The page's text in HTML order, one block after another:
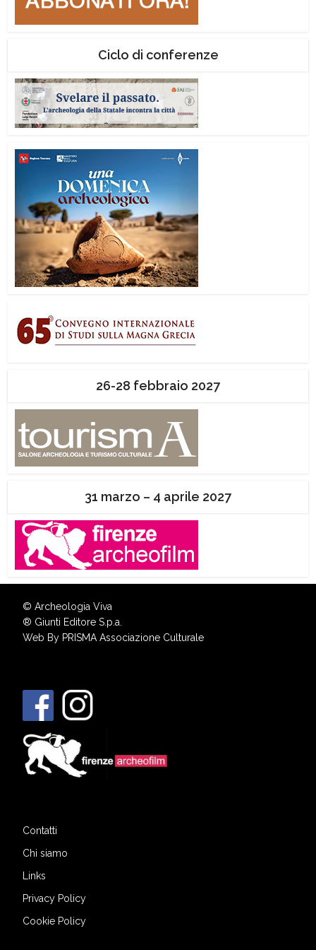
Ciclo di conferenze
26-28 febbraio 2027
31 marzo – 4 aprile 2027
© Archeologia Viva
® Giunti Editore S.p.a.
Web By PRISMA Associazione Culturale
Contatti
Chi siamo
Links
Privacy Policy
Cookie Policy